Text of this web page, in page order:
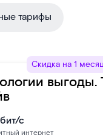
тарифы
Скидка на 1
выгоды.
с
интернет